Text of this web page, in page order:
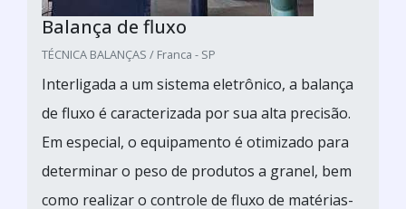
Balança de fluxo
TÉCNICA BALANÇAS / Franca - SP
Interligada a um sistema eletrônico, a balança
de fluxo é caracterizada por sua alta precisão.
Em especial, o equipamento é otimizado para
determinar o peso de produtos a granel, bem
como realizar o controle de fluxo de matérias-